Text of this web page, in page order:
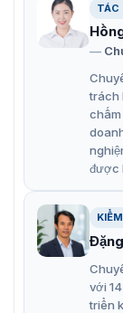
Đặc điểm
ZKTeco
ZKTeco
khắc nghiệt.
nhiều tính
Hai
Khoảng
Khoảng
Kích hoạt
cần phải
TÁC
trách
chấm
được
với
triển